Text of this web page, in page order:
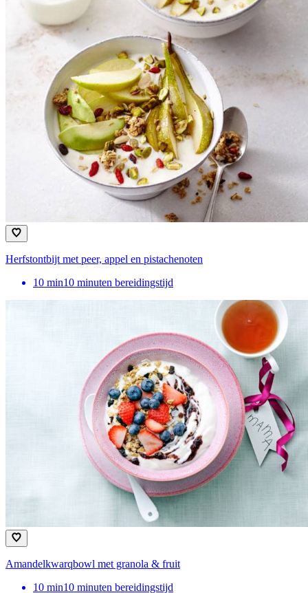
Herfstontbijt met peer, appel en pistachenoten
10 min10 minuten bereidingstijd
Amandelkwarqbowl met granola & fruit
10 min10 minuten bereidingstijd